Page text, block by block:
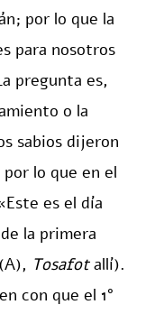
por lo que la
para nosotros
pregunta es,
o la
sabios dijeron
lo que en el
es el día
la primera
Tosafotallí).
con que el 1°